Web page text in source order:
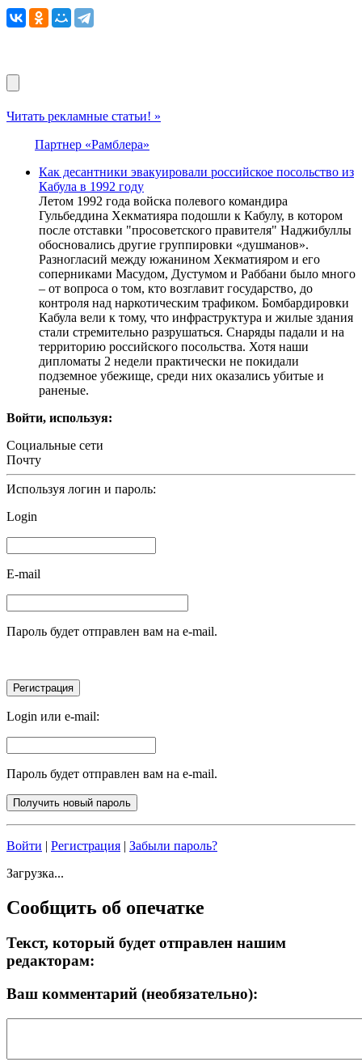
Читать рекламные статьи! »
Партнер «Рамблера»
Как десантники эвакуировали российское посольство из
Кабула в 1992 году
Летом 1992 года войска полевого командира
Гульбеддина Хекматияра подошли к Кабулу, в котором
после отставки "просоветского правителя" Наджибуллы
обосновались другие группировки «душманов».
Разногласий между южанином Хекматияром и его
соперниками Масудом, Дустумом и Раббани было много
– от вопроса о том, кто возглавит государство, до
контроля над наркотическим трафиком. Бомбардировки
Кабула вели к тому, что инфраструктура и жилые здания
стали стремительно разрушаться. Снаряды падали и на
территорию российского посольства. Хотя наши
дипломаты 2 недели практически не покидали
подземное убежище, среди них оказались убитые и
раненые.
Войти, используя:
Социальные сети
Почту
Используя логин и пароль:
Login
E-mail
Пароль будет отправлен вам на e-mail.
Login или e-mail:
Пароль будет отправлен вам на e-mail.
Войти | Регистрация | Забыли пароль?
Загрузка...
Сообщить об опечатке
Текст, который будет отправлен нашим
редакторам:
Ваш комментарий (необязательно):